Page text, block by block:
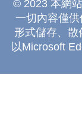
© 2023 本網
一切內容僅
形式儲存、
以Microsoft